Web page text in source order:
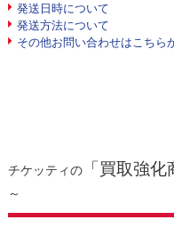
発送日時について
発送方法について
その他お問い合わせはこちら
チケッティの「買取強化
～